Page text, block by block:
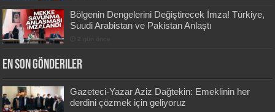
Bölgenin Dengelerini Değiştirecek İmza! Türkiye,
Suudi Arabistan ve Pakistan Anlaştı
En Son Gönderiler
Gazeteci-Yazar Aziz Dağtekin: Emeklinin her
derdini çözmek için geliyoruz